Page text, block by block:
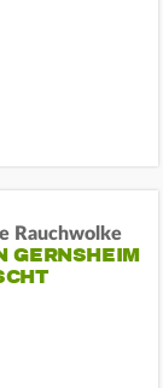
Rauchwolke
E